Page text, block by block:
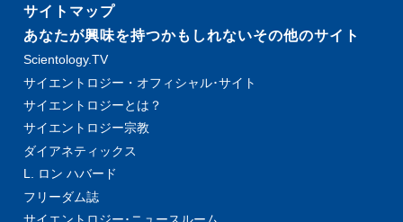
サイトマップ
あなたが興味を持つかもしれないその他のサイト
Scientology.TV
サイエントロジー・オフィシャル･サイト
サイエントロジーとは？
サイエントロジー宗教
ダイアネティックス
L. ロン ハバード
フリーダム誌